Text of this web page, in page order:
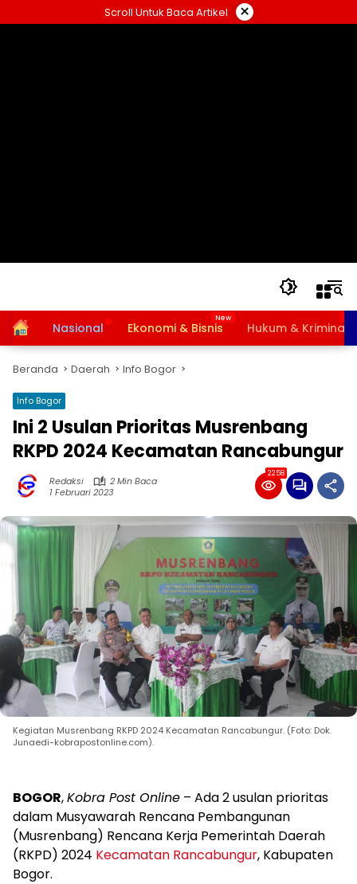
ke
Scroll Untuk Baca Artikel ×
HomeNasional Ekonomi & Bisnis Hukum & Kriminal
Beranda Daerah Info Bogor
Info Bogor
Ini 2 Usulan Prioritas Musrenbang
RKPD 2024 Kecamatan Rancabungur
Redaksi
2 Min Baca
1 Februari 2023
2258
Kegiatan Musrenbang RKPD 2024 Kecamatan Rancabungur. (Foto: Dok.
Junaedi-kobrapostonline.com).
BOGOR,Kobra Post Online – Ada 2 usulan prioritas
dalam Musyawarah Rencana Pembangunan
(Musrenbang) Rencana Kerja Pemerintah Daerah
(RKPD) 2024 Kecamatan Rancabungur, Kabupaten
Bogor.